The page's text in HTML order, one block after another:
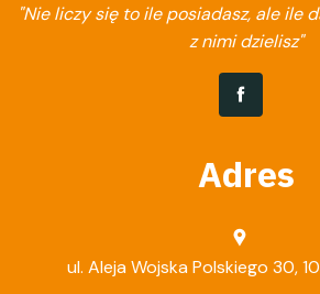
"Nie liczy się to ile posiadasz, ale ile
z nimi dzielisz"
Adres
ul. Aleja Wojska Polskiego 30,